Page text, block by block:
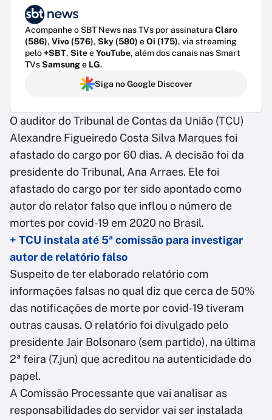
Acompanhe o SBT News nas TVs por assinatura Claro
(586), Vivo (576), Sky (580) eOi (175), via streaming
pelo+SBT, SiteeYouTube, além dos canais nas Smart
TVsSamsunge LG.
Siga no Google Discover
O auditor do Tribunal de Contas da União (TCU)
Alexandre Figueiredo Costa Silva Marques foi
afastado do cargo por 60 dias. A decisão foi da
presidente do Tribunal, Ana Arraes. Ele foi
afastado do cargo por ter sido apontado como
autor do relator falso que inflou o número de
mortes por covid-19 em 2020 no Brasil.
+ TCU instala até 5ª comissão para investigar
autor de relatório falso
Suspeito de ter elaborado relatório com
informações falsas no qual diz que cerca de 50%
das notificações de morte por covid-19 tiveram
outras causas. O relatório foi divulgado pelo
presidente Jair Bolsonaro (sem partido), na última
2ª feira (7.jun) que acreditou na autenticidade do
papel.
A Comissão Processante que vai analisar as
responsabilidades do servidor vai ser instalada